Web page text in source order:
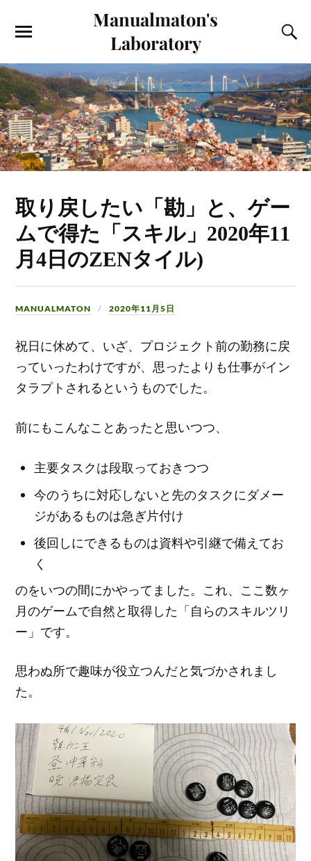
Manualmaton's
Laboratory
取り戻したい「勘」と、ゲー
ムで得た「スキル」2020年11
月4日のZENタイル)
MANUALMATON 2020年11月5日
祝日に休めて、いざ、プロジェクト前の勤務に戻
っていったわけですが、思ったよりも仕事がイン
タラプトされるというものでした。
前にもこんなことあったと思いつつ、
主要タスクは段取っておきつつ
今のうちに対応しないと先のタスクにダメー
ジがあるものは急ぎ片付け
後回しにできるものは資料や引継で備えてお
く
のをいつの間にかやってました。これ、ここ数ヶ
月のゲームで自然と取得した「自らのスキルツリ
ー」です。
思わぬ所で趣味が役立つんだと気づかされまし
た。